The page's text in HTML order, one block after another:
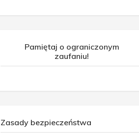
Pamiętaj o ograniczonym
zaufaniu!
Zasady bezpieczeństwa